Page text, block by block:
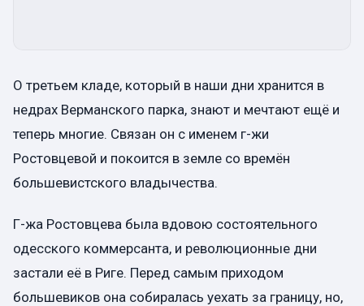
О третьем кладе, который в наши дни хранится в
недрах Верманского парка, знают и мечтают ещё и
теперь многие. Связан он с именем г-жи
Ростовцевой и покоится в земле со времён
большевистского владычества.
Г-жа Ростовцева была вдовою состоятельного
одесского коммерсанта, и революционные дни
застали её в Риге. Перед самым приходом
большевиков она собиралась уехать за границу, но,